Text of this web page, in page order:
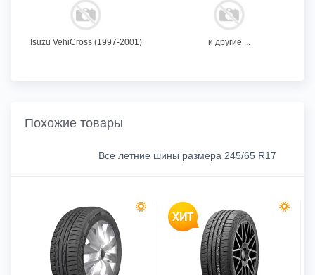
Isuzu VehiCross (1997-2001) и другие ...
Похожие товары
Все летние шины размера 245/65 R17